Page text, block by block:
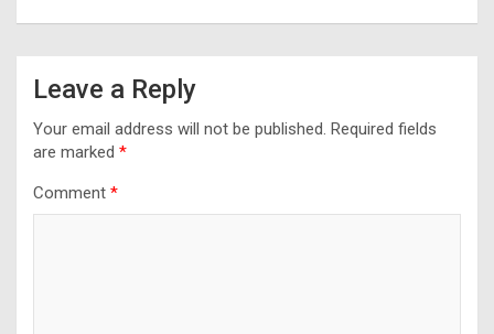
Leave a Reply
Your email address will not be published. Required fields
are marked *
Comment *